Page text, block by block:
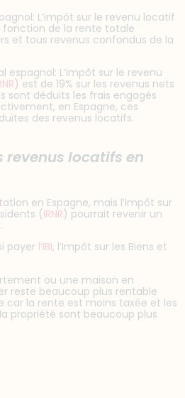
L’impôt sur le revenu locatif
fonction de la rente totale
et tous revenus confondus de la
espagnol: L’impôt sur le revenu
) est de 19% sur les revenus nets
sont déduits les frais engagés
en Espagne, ces
des revenus locatifs.
revenus locatifs en
en Espagne, mais l’impôt sur
(IRNR) pourrait revenir un
payer l’IBI, l’Impôt sur les Biens et
ou une maison en
reste beaucoup plus rentable
car la rente est moins taxée et les
propriété sont beaucoup plus